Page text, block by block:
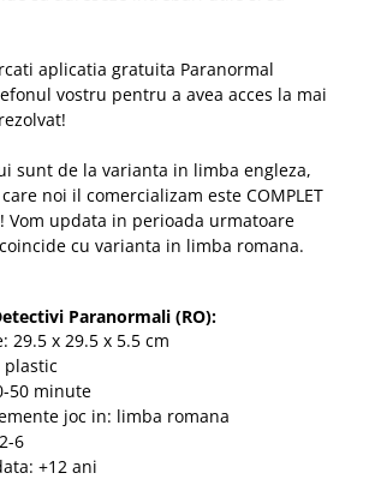
aplicatia gratuita Paranormal
vostru pentru a avea acces la mai
sunt de la varianta in limba engleza,
noi il comercializam este COMPLET
Vom updata in perioada urmatoare
cu varianta in limba romana.
Paranormali (RO):
29.5 x 29.5 x 5.5 cm
plastic
50 minute
joc in: limba romana
6
+12 ani